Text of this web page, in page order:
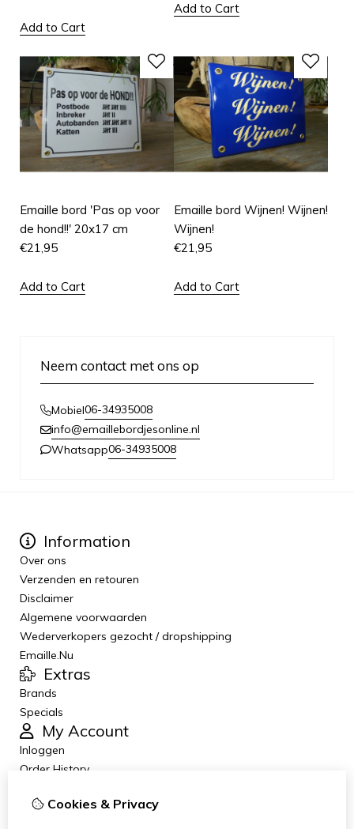
Add to Cart
Add to Cart
Emaille bord 'Pas op voor
de hond!!' 20x17 cm
€21,95
Add to Cart
Emaille bord Wijnen! Wijnen!
Wijnen!
€21,95
Add to Cart
Neem contact met ons op
Mobiel06-34935008
info@emaillebordjesonline.nl
Whatsapp06-34935008
Information
Over ons
Verzenden en retouren
Disclaimer
Algemene voorwaarden
Wederverkopers gezocht / dropshipping
Emaille.Nu
Extras
Brands
Specials
My Account
Inloggen
Order History
Newsletter
Cookies & Privacy